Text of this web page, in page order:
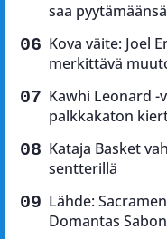
saa
Kova väite: Joel
merkittävä
Kawhi Leonard -
palkkakaton
Kataja Basket
sentterillä
Lähde:
Domantas